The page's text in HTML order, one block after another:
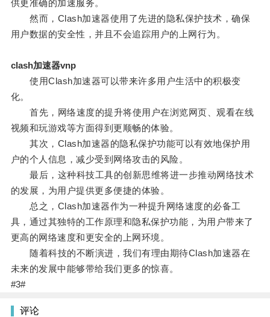
供更准确的加速服务。
然而，Clash加速器使用了先进的隐私保护技术，确保
用户数据的安全性，并且不会追踪用户的上网行为。
clash加速器vnp
使用Clash加速器可以带来许多用户生活中的积极变
化。
首先，网络速度的提升将使用户在浏览网页、观看在线
视频和玩游戏等方面得到更顺畅的体验。
其次，Clash加速器的隐私保护功能可以有效地保护用
户的个人信息，减少受到网络攻击的风险。
最后，这种科技工具的创新思维将进一步推动网络技术
的发展，为用户提供更多便捷的体验。
总之，Clash加速器作为一种提升网络速度的必备工
具，通过其独特的工作原理和隐私保护功能，为用户带来了
更高的网络速度和更安全的上网环境。
随着科技的不断演进，我们有理由期待Clash加速器在
未来的发展中能够带给我们更多的惊喜。
#3#
评论